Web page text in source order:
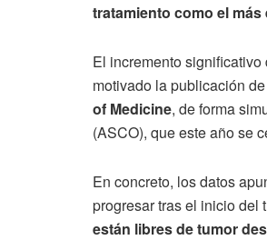
tratamiento como el
El incremento
motivado la publicación
of Medicine, de forma
(ASCO), que este año se
En concreto, los datos
progresar tras el inicio del
están libres de tumor